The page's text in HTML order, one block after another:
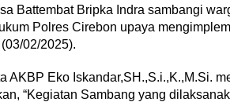
Battembat Bripka Indra sambangi
Polres Cirebon upaya
02/2025).
AKBP Eko Iskandar,SH.,S.i.,K.,M.Si.
“Kegiatan Sambang yang